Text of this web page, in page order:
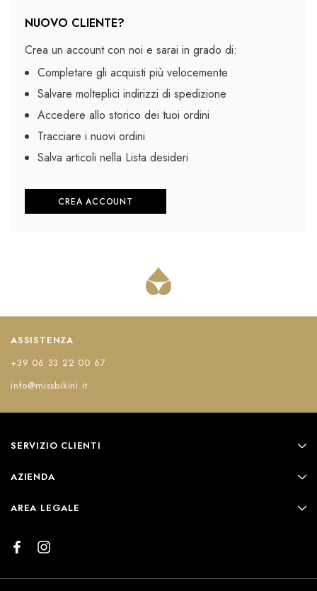
NUOVO CLIENTE?
Crea un account con noi e sarai in grado di:
Completare gli acquisti più velocemente
Salvare molteplici indirizzi di spedizione
Accedere allo storico dei tuoi ordini
Tracciare i nuovi ordini
Salva articoli nella Lista desideri
CREA ACCOUNT
ASSISTENZA
+39 06 33 22 00 67
info@missbikini.it
SERVIZIO CLIENTI
AZIENDA
AREA LEGALE